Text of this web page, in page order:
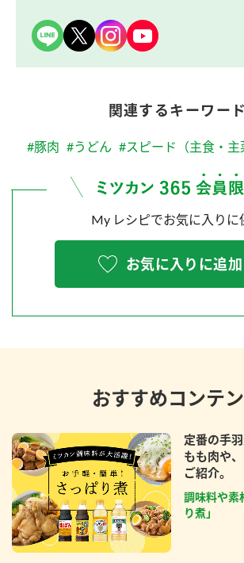
関連するキーワード
#豚肉 #うどん #スピード（主食・主
My レシピでお気に入りに
お気に入りに追加
おすすめコンテ
定番の手
もも肉や
ご紹介。
調味料や素
り煮」